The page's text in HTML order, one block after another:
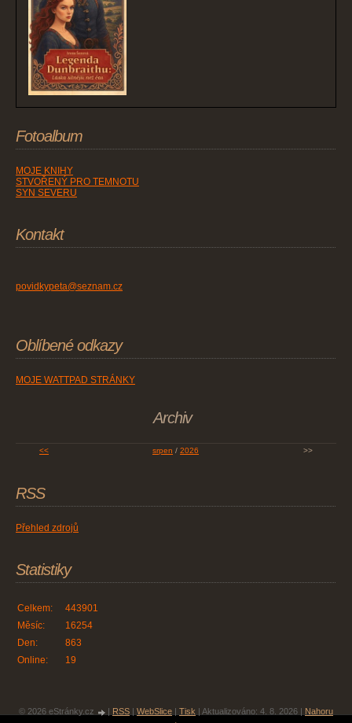
Fotoalbum
MOJE KNIHY
STVOŘENÝ PRO TEMNOTU
SYN SEVERU
Kontakt
povidkypeta@seznam.cz
Oblíbené odkazy
MOJE WATTPAD STRÁNKY
Archiv
<< srpen / 2026 >>
RSS
Přehled zdrojů
Statistiky
Online: 19
Celkem:
443901
Měsíc:
16254
Den:
863
© 2026 eStránky.cz RSS WebSlice Tisk Aktualizováno: 4. 8. 2026
Nahoru